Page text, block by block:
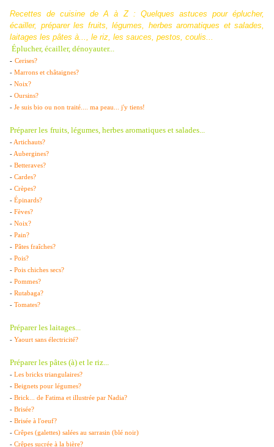
Recettes de cuisine de A à Z : Quelques astuces pour éplucher,
écailler, préparer les fruits, légumes, herbes aromatiques et salades,
laitages les pâtes à..., le riz, les sauces, pestos, coulis...
Éplucher, écailler, dénoyauter...
- Cerises?
- Marrons et châtaignes?
- Noix?
- Oursins?
- Je suis bio ou non traité.... ma peau... j'y tiens!
Préparer les fruits, légumes, herbes aromatiques et salades...
- Artichauts?
- Aubergines?
- Betteraves?
- Cardes?
- Crèpes?
- Épinards?
- Fèves?
- Noix?
- Pain?
- Pâtes fraîches?
- Pois?
- Pois chiches secs?
- Pommes?
- Rutabaga?
- Tomates?
Préparer les laitages...
- Yaourt sans électricité?
Préparer les pâtes (à) et le riz...
- Les bricks triangulaires?
- Beignets pour légumes?
- Brick... de Fatima et illustrée par Nadia?
- Brisée?
- Brisée à l'oeuf?
- Crêpes (galettes) salées au sarrasin (blé noir)
- Crêpes sucrée à la bière?